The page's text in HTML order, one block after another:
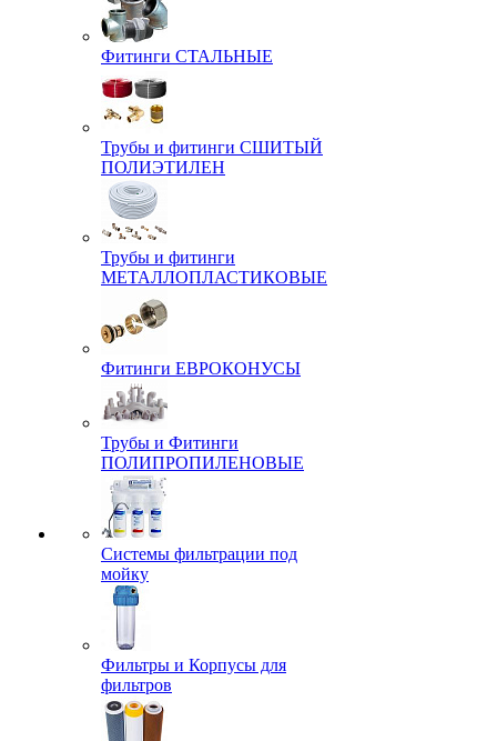
Фитинги СТАЛЬНЫЕ
Трубы и фитинги СШИТЫЙ
ПОЛИЭТИЛЕН
Трубы и фитинги
МЕТАЛЛОПЛАСТИКОВЫЕ
Фитинги ЕВРОКОНУСЫ
Трубы и Фитинги
ПОЛИПРОПИЛЕНОВЫЕ
Системы фильтрации под
мойку
Фильтры и Корпусы для
фильтров